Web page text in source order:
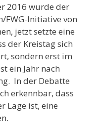
2016 wurde der
FWG-Initiative von
jetzt setzte eine
der Kreistag sich
sondern erst im
ein Jahr nach
In der Debatte
erkennbar, dass
Lage ist, eine